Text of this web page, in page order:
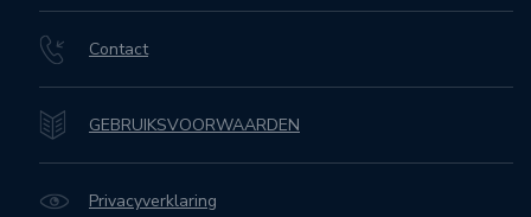
Contact
GEBRUIKSVOORWAARDEN
Privacyverklaring